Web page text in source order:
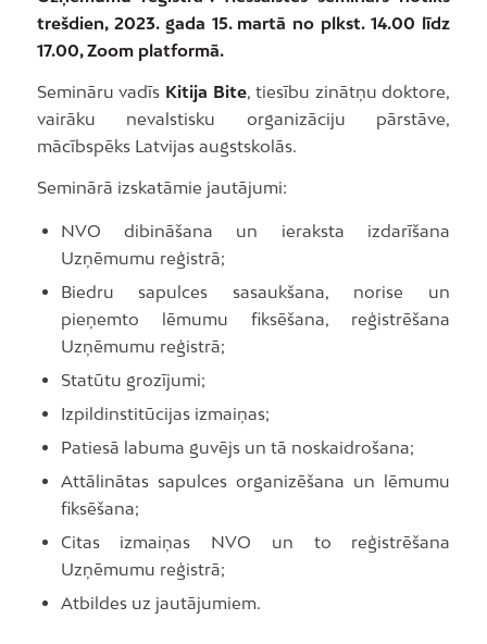
trešdien, 2023. gada 15. martā no plkst. 14.00 līdz
17.00, Zoom platformā.
Semināru vadīs Kitija Bite, tiesību zinātņu doktore,
vairāku nevalstisku organizāciju pārstāve,
mācībspēks Latvijas augstskolās.
Seminārā izskatāmie jautājumi:
NVO dibināšana un ieraksta izdarīšana
Uzņēmumu reģistrā;
Biedru sapulces sasaukšana, norise un
pieņemto lēmumu fiksēšana, reģistrēšana
Uzņēmumu reģistrā;
Statūtu grozījumi;
Izpildinstitūcijas izmaiņas;
Patiesā labuma guvējs un tā noskaidrošana;
Attālinātas sapulces organizēšana un lēmumu
fiksēšana;
Citas izmaiņas NVO un to reģistrēšana
Uzņēmumu reģistrā;
Atbildes uz jautājumiem.